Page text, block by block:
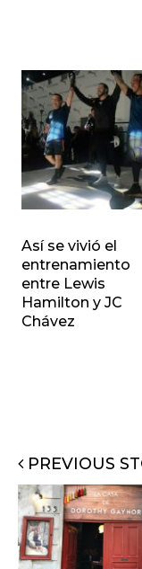
Así se vivió el
entrenamiento
entre Lewis
Hamilton y JC
Chávez
PREVIOUS